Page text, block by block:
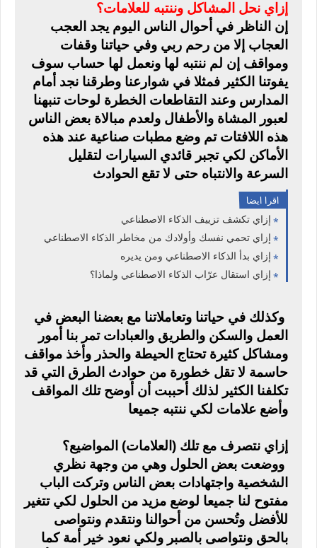
إزاي نحل المشاكل وننتبه للعلامات؟
إن الناظر في أحوال الناس اليوم يجد العجب
العجاب إلا من رحم ربي وفي حياتنا وقفات
ومواقف إن لم ننتبه لها ونعمل لها حساب سوف
يفوتنا الكثير فمثلا في شوارعنا وطرقنا نجد أمام
المدارس وعند التقاطعات الخطرة لوحات تنبهنا
لعبور المشاة والأطفال ولعدم مبالاة بعض الناس
هذه اللافتات تم وضع مطبات صناعية عند هذه
الأماكن لكي تجبر قائدي السيارات لتقليل
السرعة والانتباه حتى لا تقع الحوادث
اقرا ايضا
إزاي تكشف تزييف الذكاء الاصطناعي
إزاي تحمي نفسك وأولادك من مخاطر الذكاء الاصطناعي
إزاي بدأ الذكاء الاصطناعي ومن يديره
إزاي استقال عرّاب الذكاء الاصطناعي ولماذا؟
وكذلك في حياتنا وتعاملاتنا مع بعضنا البعض في
العمل والسكن والطريق والعبادات تمر بنا أمور
ومشاكل كثيرة تحتاج الحيطة والحذر وأخذ مواقف
حاسمة لا تقل خطورة من حوادث الطرق التي قد
تكلفنا الكثير لذلك أحببت أن أوضح تلك المواقف
وأضع علامات لكي ننتبه جميعا
إزاي نتصرف مع تلك (العلامات) المواضيع؟
ووضعت بعض الحلول وهي من وجهة نظري
الشخصية واجتهادات بعض الناس وتركت الباب
مفتوح لنا جميعا لوضع مزيد من الحلول لكي تتغير
للأفضل وتُحسن من أحوالنا ونتقدم ونتواصى
بالحق ونتواصى بالصبر ولكي نعود خير أمة كما